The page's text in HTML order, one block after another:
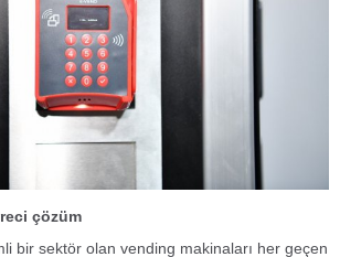
çözüm
bir sektör olan vending makinaları her geçen